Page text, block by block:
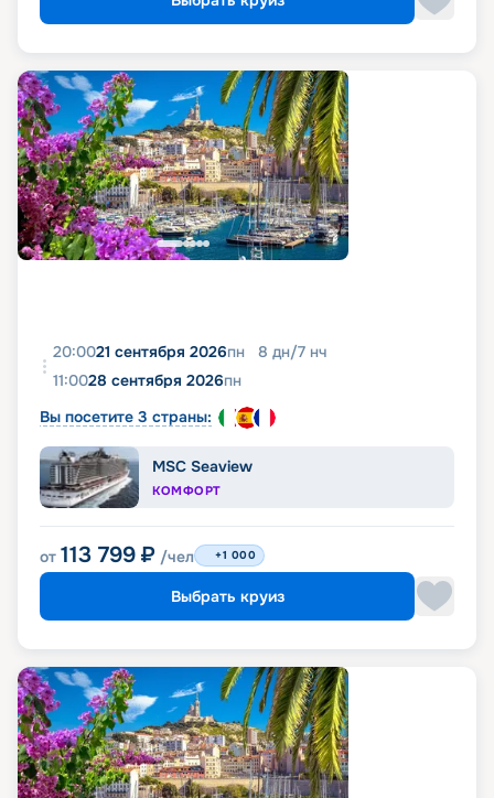
20:0021 сентября 2026пн 8 дн/7 нч
11:0028 сентября 2026пн
Вы посетите 3 страны:
MSC Seaview
КОМФОРТ
от 113 799 ₽ /чел +1 000
Выбрать круиз